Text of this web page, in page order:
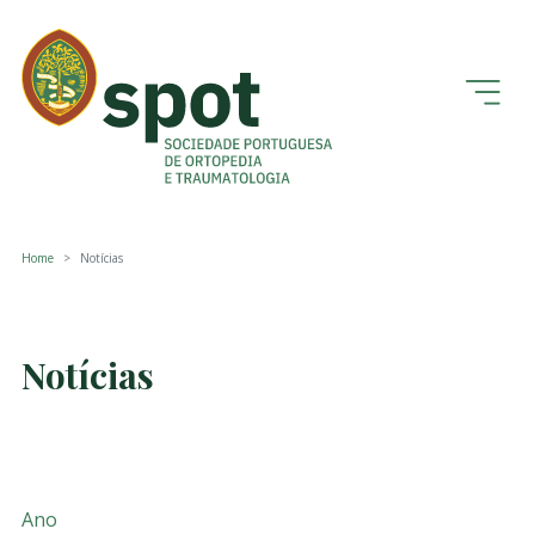
Home Notícias
Notícias
Ano